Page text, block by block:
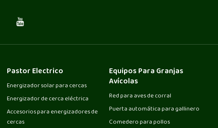
Pastor Electrico
Energizador solar para cercas
Energizador de cerca eléctrica
Accesorios para energizadores de
cercas
Equipos Para Granjas
Avícolas
Red para aves de corral
Puerta automática para gallinero
Comedero para pollos